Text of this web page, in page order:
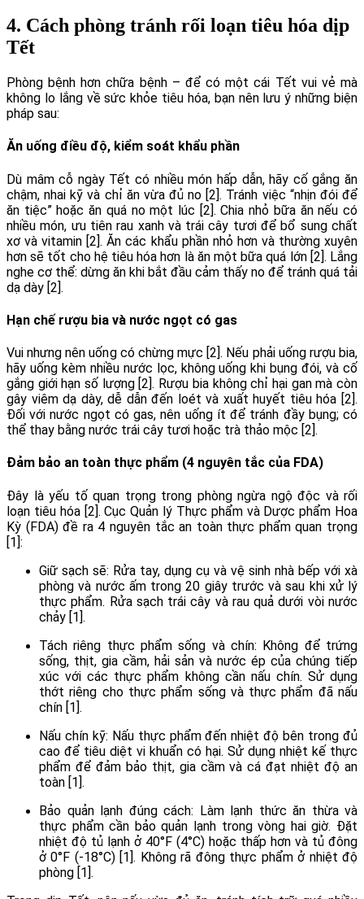
4. Cách phòng tránh rối loạn tiêu hóa dịp
Tết
Phòng bệnh hơn chữa bệnh – để có một cái Tết vui vẻ mà
không lo lắng về sức khỏe tiêu hóa, bạn nên lưu ý những biện
pháp sau:
Ăn uống điều độ, kiểm soát khẩu phần
Dù mâm cỗ ngày Tết có nhiều món hấp dẫn, hãy cố gắng ăn
chậm, nhai kỹ và chỉ ăn vừa đủ no [2]. Tránh việc “nhịn đói để
ăn tiệc” hoặc ăn quá no một lúc [2]. Chia nhỏ bữa ăn nếu có
nhiều món, ưu tiên rau xanh và trái cây tươi để bổ sung chất
xơ và vitamin [2]. Ăn các khẩu phần nhỏ hơn và thường xuyên
hơn sẽ tốt cho hệ tiêu hóa hơn là ăn một bữa quá lớn [2]. Lắng
nghe cơ thể: dừng ăn khi bắt đầu cảm thấy no để tránh quá tải
dạ dày [2].
Hạn chế rượu bia và nước ngọt có gas
Vui nhưng nên uống có chừng mực [2]. Nếu phải uống rượu bia,
hãy uống kèm nhiều nước lọc, không uống khi bụng đói, và cố
gắng giới hạn số lượng [2]. Rượu bia không chỉ hại gan mà còn
gây viêm dạ dày, dễ dẫn đến loét và xuất huyết tiêu hóa [2].
Đối với nước ngọt có gas, nên uống ít để tránh đầy bụng; có
thể thay bằng nước trái cây tươi hoặc trà thảo mộc [2].
Đảm bảo an toàn thực phẩm (4 nguyên tắc của FDA)
Đây là yếu tố quan trọng trong phòng ngừa ngộ độc và rối
loạn tiêu hóa [2]. Cục Quản lý Thực phẩm và Dược phẩm Hoa
Kỳ (FDA) đề ra 4 nguyên tắc an toàn thực phẩm quan trọng
[1]:
Giữ sạch sẽ: Rửa tay, dụng cụ và vệ sinh nhà bếp với xà
phòng và nước ấm trong 20 giây trước và sau khi xử lý
thực phẩm. Rửa sạch trái cây và rau quả dưới vòi nước
chảy [1].
Tách riêng thực phẩm sống và chín: Không để trứng
sống, thịt, gia cầm, hải sản và nước ép của chúng tiếp
xúc với các thực phẩm không cần nấu chín. Sử dụng
thớt riêng cho thực phẩm sống và thực phẩm đã nấu
chín [1].
Nấu chín kỹ: Nấu thực phẩm đến nhiệt độ bên trong đủ
cao để tiêu diệt vi khuẩn có hại. Sử dụng nhiệt kế thực
phẩm để đảm bảo thịt, gia cầm và cá đạt nhiệt độ an
toàn [1].
Bảo quản lạnh đúng cách: Làm lạnh thức ăn thừa và
thực phẩm cần bảo quản lạnh trong vòng hai giờ. Đặt
nhiệt độ tủ lạnh ở 40°F (4°C) hoặc thấp hơn và tủ đông
ở 0°F (-18°C) [1]. Không rã đông thực phẩm ở nhiệt độ
phòng [1].